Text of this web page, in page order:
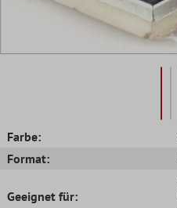
Farbe:
Format:
Geeignet für: